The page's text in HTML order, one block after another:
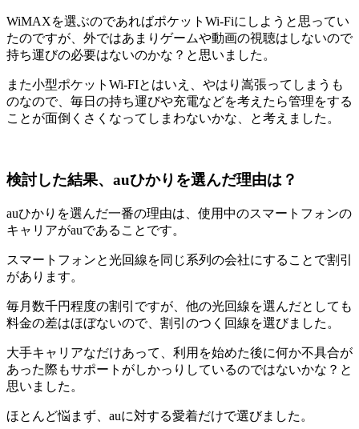
WiMAXを選ぶのであればポケットWi-Fiにしようと思ってい
たのですが、外ではあまりゲームや動画の視聴はしないので
持ち運びの必要はないのかな？と思いました。
また小型ポケットWi-FIとはいえ、やはり嵩張ってしまうも
のなので、毎日の持ち運びや充電などを考えたら管理をする
ことが面倒くさくなってしまわないかな、と考えました。
検討した結果、auひかりを選んだ理由は？
auひかりを選んだ一番の理由は、使用中のスマートフォンの
キャリアがauであることです。
スマートフォンと光回線を同じ系列の会社にすることで割引
があります。
毎月数千円程度の割引ですが、他の光回線を選んだとしても
料金の差はほぼないので、割引のつく回線を選びました。
大手キャリアなだけあって、利用を始めた後に何か不具合が
あった際もサポートがしかっりしているのではないかな？と
思いました。
ほとんど悩まず、auに対する愛着だけで選びました。